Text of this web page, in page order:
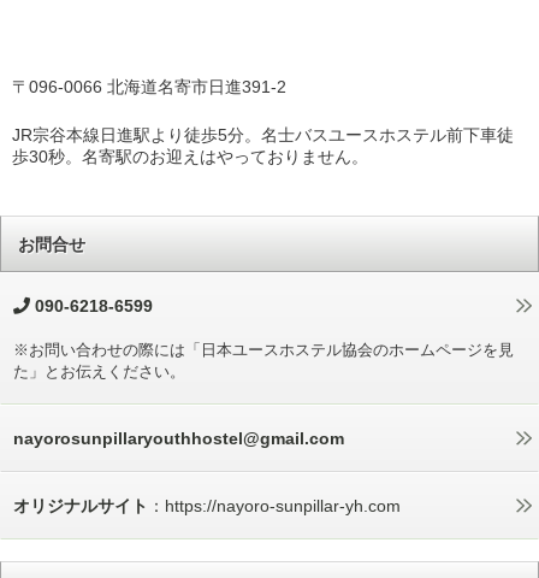
〒096-0066 北海道名寄市日進391-2
JR宗谷本線日進駅より徒歩5分。名士バスユースホステル前下車徒
歩30秒。名寄駅のお迎えはやっておりません。
お問合せ
090-6218-6599
※お問い合わせの際には「日本ユースホステル協会のホームページを見
た」とお伝えください。
nayorosunpillaryouthhostel@gmail.com
オリジナルサイト ：https://nayoro-sunpillar-yh.com